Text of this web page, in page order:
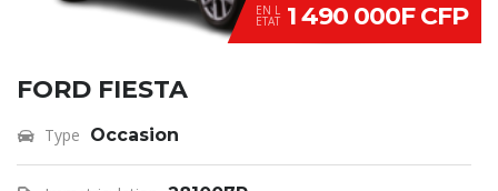
EN L
ETAT 1 490 000F CFP
FORD FIESTA
Type Occasion